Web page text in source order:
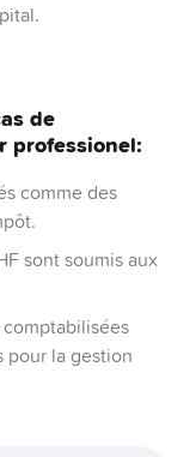
de
professionel:
comme des
sont soumis aux
pour la gestion